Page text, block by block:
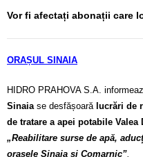
Vor fi afectați abonații care
ORAȘUL SINAIA
HIDRO PRAHOVA S.A.
Sinaiase desfășoară lucrări de
de tratare a apei potabile Valea
„Reabilitare surse de apă,
orașele Sinaia și Comarnic”.